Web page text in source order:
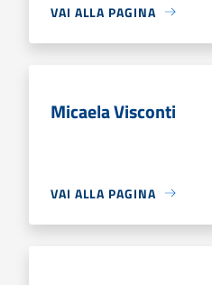
VAI ALLA PAGINA
Micaela Visconti
VAI ALLA PAGINA